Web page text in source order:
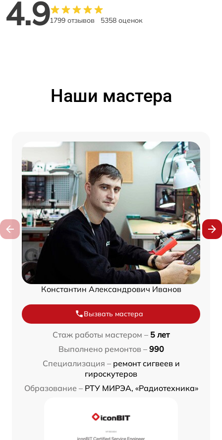
4.91799 отзывов 5358 оценок
Наши мастера
Константин Александрович Иванов
Вызвать мастера
Стаж работы мастером – 5 лет
Выполнено ремонтов – 990
Специализация – ремонт сигвеев и
гироскутеров
Образование – РТУ МИРЭА, «Радиотехника»